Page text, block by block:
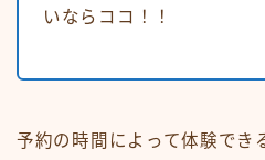
いならココ！！
予約の時間によって体験でき